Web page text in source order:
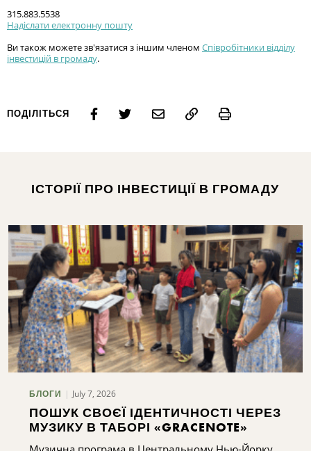
315.883.5538
Надіслати електронну пошту
Ви також можете зв'язатися з іншим членом Співробітники відділу
інвестицій в громаду.
ПОДІЛІТЬСЯ Print
ІСТОРІЇ ПРО ІНВЕСТИЦІЇ В ГРОМАДУ
БЛОГИ July 7, 2026
ПОШУК СВОЄЇ ІДЕНТИЧНОСТІ ЧЕРЕЗ
МУЗИКУ В ТАБОРІ «GRACENOTE»